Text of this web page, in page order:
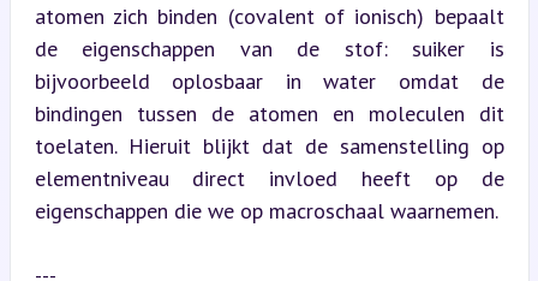
atomen zich binden (covalent of ionisch) bepaalt
de eigenschappen van de stof: suiker is
bijvoorbeeld oplosbaar in water omdat de
bindingen tussen de atomen en moleculen dit
toelaten. Hieruit blijkt dat de samenstelling op
elementniveau direct invloed heeft op de
eigenschappen die we op macroschaal waarnemen.